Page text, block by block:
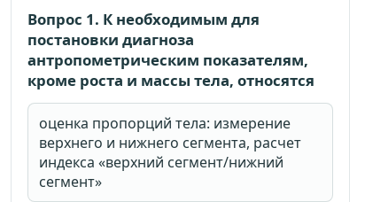
Email для личного кабинета
Принимаю публичную оферту,правила возврата
условия доступа.
Согласен на обработку персональных данных и
ознакомлен ссогласиемиполитикой обработки
персональных данных.
Вопрос 1. К необходимым для
постановки диагноза
антропометрическим показателям,
кроме роста и массы тела, относятся
оценка пропорций тела: измерение
верхнего и нижнего сегмента, расчет
индекса «верхний сегмент/нижний
сегмент»